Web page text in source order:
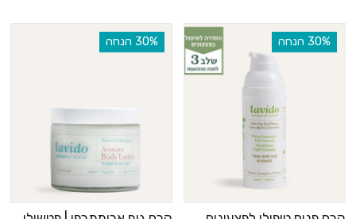
‫30% הנחה ‫30% הנחה